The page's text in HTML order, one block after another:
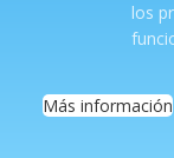
los
Más información